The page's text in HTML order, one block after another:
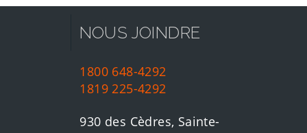
NOUS JOINDRE
1800 648-4292
1819 225-4292
930 des Cèdres, Sainte-